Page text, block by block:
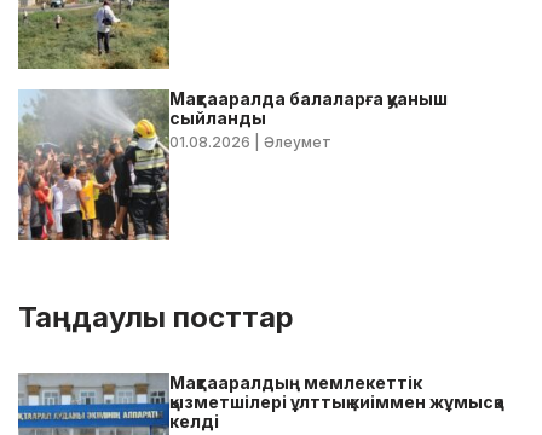
Мақтааралда балаларға қуаныш
сыйланды
01.08.2026 | Әлеумет
Таңдаулы посттар
Мақтааралдың мемлекеттік
қызметшілері ұлттық киіммен жұмысқа
келді